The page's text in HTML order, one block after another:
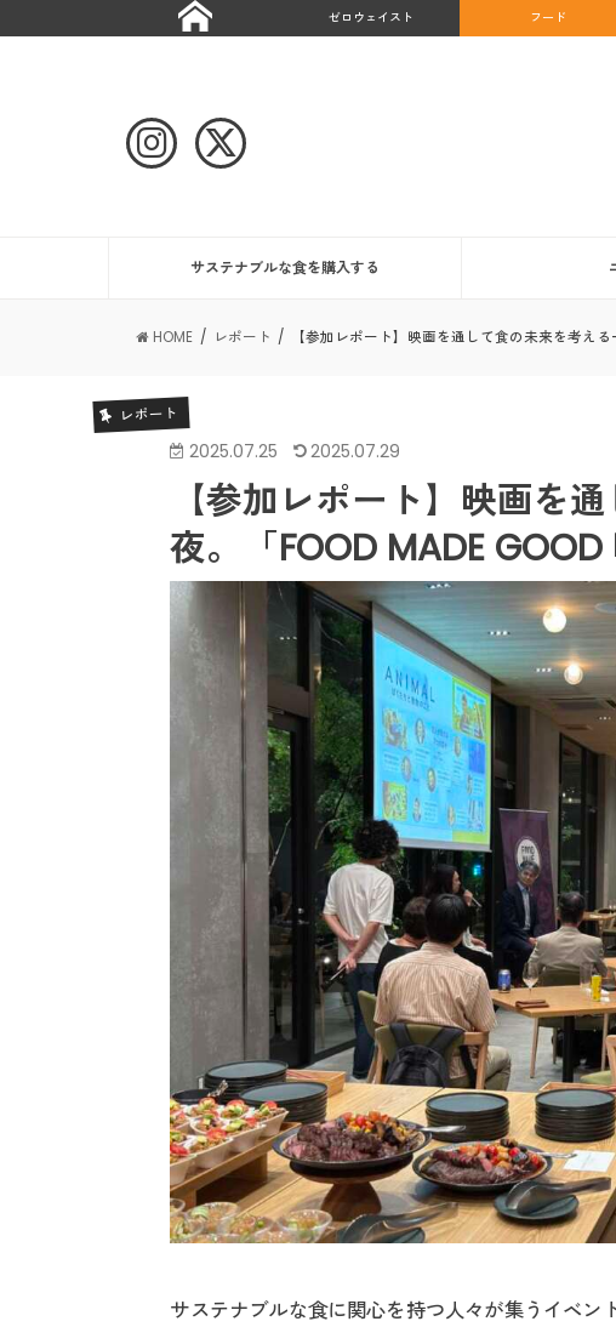
ゼロウェイスト フード
サステナブルな食を購入する
HOME レポート 【参加レポート】映画を通して食の未来を考える
レポート
2025.07.25 2025.07.29
【参加レポート】映画を
夜。「FOOD MADE GOOD
サステナブルな食に関心を持つ人々が集うイベン